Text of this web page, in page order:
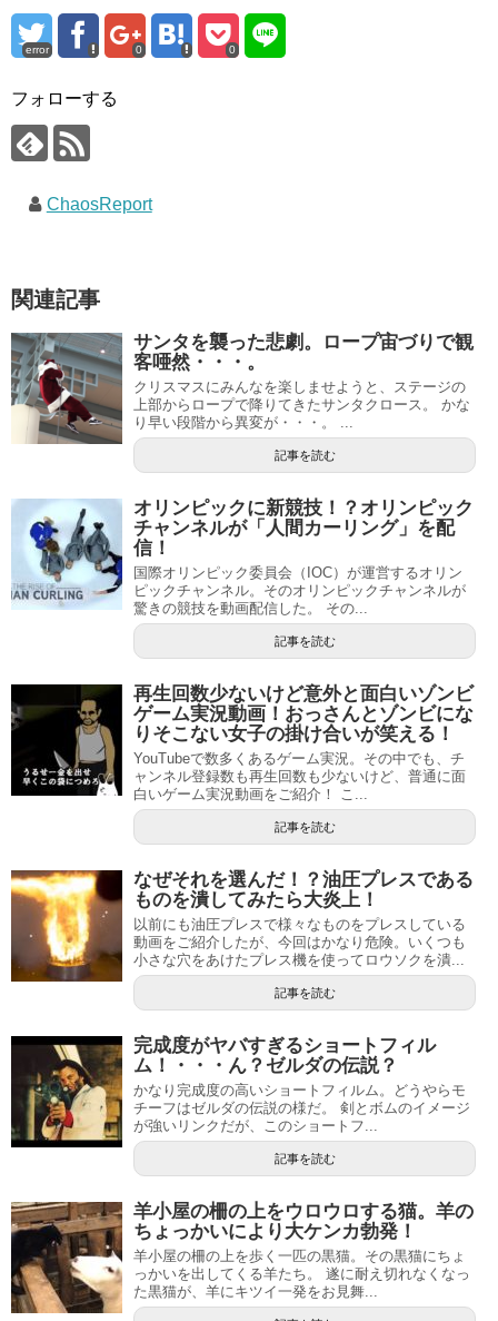
error 0 0
フォローする
ChaosReport
関連記事
サンタを襲った悲劇。ロープ宙づりで観
客唖然・・・。
クリスマスにみんなを楽しませようと、ステージの
上部からロープで降りてきたサンタクロース。 かな
り早い段階から異変が・・・。 ...
記事を読む
オリンピックに新競技！？オリンピック
チャンネルが「人間カーリング」を配
信！
国際オリンピック委員会（IOC）が運営するオリン
ピックチャンネル。そのオリンピックチャンネルが
驚きの競技を動画配信した。 その...
記事を読む
再生回数少ないけど意外と面白いゾンビ
ゲーム実況動画！おっさんとゾンビにな
りそこない女子の掛け合いが笑える！
YouTubeで数多くあるゲーム実況。その中でも、チ
ャンネル登録数も再生回数も少ないけど、普通に面
白いゲーム実況動画をご紹介！ こ...
記事を読む
なぜそれを選んだ！？油圧プレスである
ものを潰してみたら大炎上！
以前にも油圧プレスで様々なものをプレスしている
動画をご紹介したが、今回はかなり危険。いくつも
小さな穴をあけたプレス機を使ってロウソクを潰...
記事を読む
完成度がヤバすぎるショートフィル
ム！・・・ん？ゼルダの伝説？
かなり完成度の高いショートフィルム。どうやらモ
チーフはゼルダの伝説の様だ。 剣とボムのイメージ
が強いリンクだが、このショートフ...
記事を読む
羊小屋の柵の上をウロウロする猫。羊の
ちょっかいにより大ケンカ勃発！
羊小屋の柵の上を歩く一匹の黒猫。その黒猫にちょ
っかいを出してくる羊たち。 遂に耐え切れなくなっ
た黒猫が、羊にキツイ一発をお見舞...